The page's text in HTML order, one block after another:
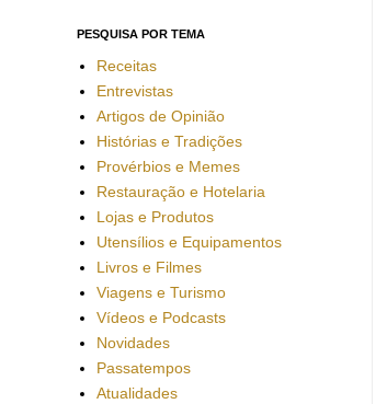
PESQUISA POR TEMA
Receitas
Entrevistas
Artigos de Opinião
Histórias e Tradições
Provérbios e Memes
Restauração e Hotelaria
Lojas e Produtos
Utensílios e Equipamentos
Livros e Filmes
Viagens e Turismo
Vídeos e Podcasts
Novidades
Passatempos
Atualidades